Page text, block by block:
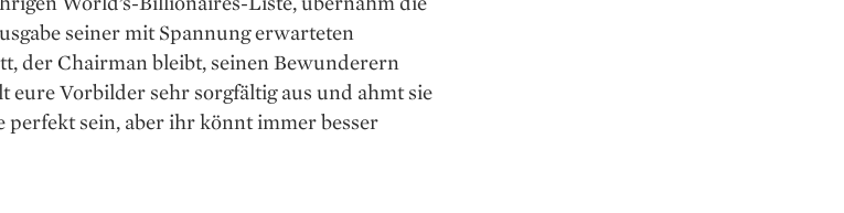
seiner mit Spannung erwarteten
der Chairman bleibt, seinen Bewunderern
eure Vorbilder sehr sorgfältig aus und ahmt sie
sein, aber ihr könnt immer besser